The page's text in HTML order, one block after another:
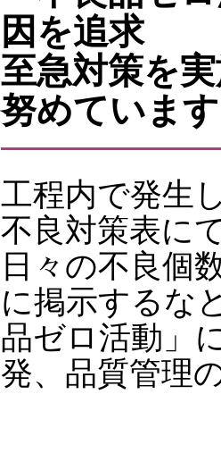
因を追求
至急対策を
努めていま
工程内で発生
不良対策表に
日々の不良個
に掲示するな
品ゼロ活動」
発、品質管理